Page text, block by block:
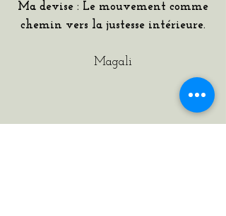
Ma devise : Le mouvement comme
chemin vers la justesse intérieure.
Magali